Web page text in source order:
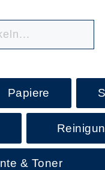
Papiere
& Toner